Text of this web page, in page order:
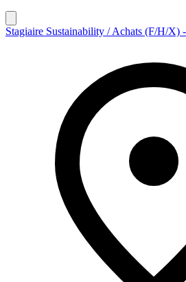
Stagiaire Sustainability / Achats (F/H/X)